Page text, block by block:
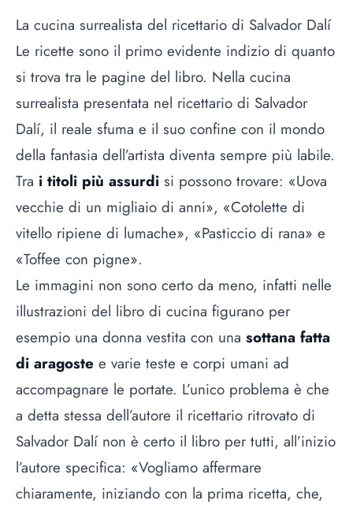
La cucina surrealista del ricettario di Salvador Dalí
Le ricette sono il primo evidente indizio di quanto
si trova tra le pagine del libro. Nella cucina
surrealista presentata nel ricettario di Salvador
Dalí, il reale sfuma e il suo confine con il mondo
della fantasia dell’artista diventa sempre più labile.
Tra i titoli più assurdi si possono trovare: «Uova
vecchie di un migliaio di anni», «Cotolette di
vitello ripiene di lumache», «Pasticcio di rana» e
«Toffee con pigne».
Le immagini non sono certo da meno, infatti nelle
illustrazioni del libro di cucina figurano per
esempio una donna vestita con una sottana fatta
di aragoste e varie teste e corpi umani ad
accompagnare le portate. L’unico problema è che
a detta stessa dell’autore il ricettario ritrovato di
Salvador Dalí non è certo il libro per tutti, all’inizio
l’autore specifica: «Vogliamo affermare
chiaramente, iniziando con la prima ricetta, che,